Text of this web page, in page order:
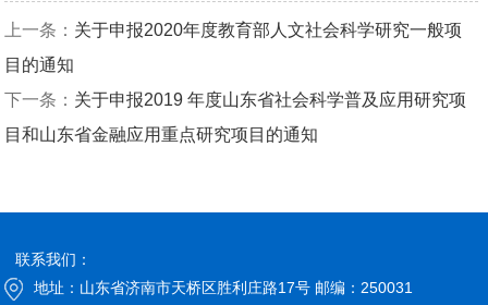
上一条： 关于申报2020年度教育部人文社会科学研究一般项
目的通知
下一条： 关于申报2019 年度山东省社会科学普及应用研究项
目和山东省金融应用重点研究项目的通知
联系我们：
地址：山东省济南市天桥区胜利庄路17号 邮编：250031